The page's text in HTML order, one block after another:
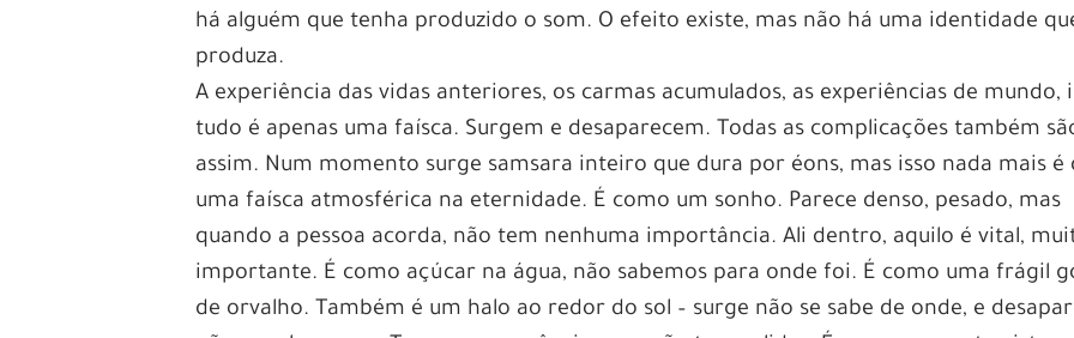
há alguém que tenha produzido o som. O efeito existe, mas não há uma identidade
produza.
A experiência das vidas anteriores, os carmas acumulados, as experiências de mundo,
tudo é apenas uma faísca. Surgem e desaparecem. Todas as complicações também
assim. Num momento surge samsara inteiro que dura por éons, mas isso nada mais é
uma faísca atmosférica na eternidade. É como um sonho. Parece denso, pesado, mas
quando a pessoa acorda, não tem nenhuma importância. Ali dentro, aquilo é vital,
importante. É como açúcar na água, não sabemos para onde foi. É como uma frágil
de orvalho. Também é um halo ao redor do sol – surge não se sabe de onde, e